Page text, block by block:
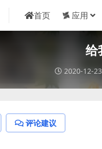
首页 应用
给
2020-12-23
评论建议